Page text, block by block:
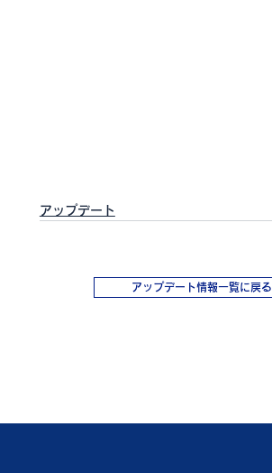
アップデート情報一覧に戻る
アップデート